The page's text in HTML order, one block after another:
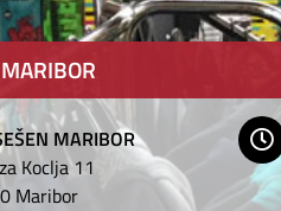
MARIBOR
Koclja 11
Maribor